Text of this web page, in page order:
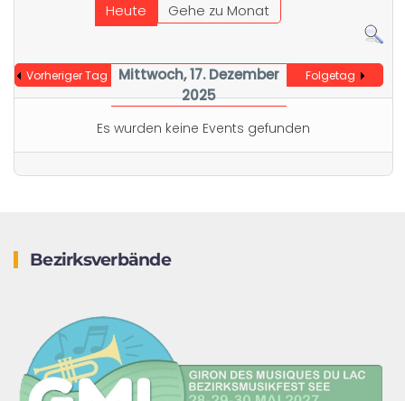
Heute
Gehe zu Monat
Vorheriger Tag
Mittwoch, 17. Dezember
2025
Folgetag
Es wurden keine Events gefunden
Bezirksverbände